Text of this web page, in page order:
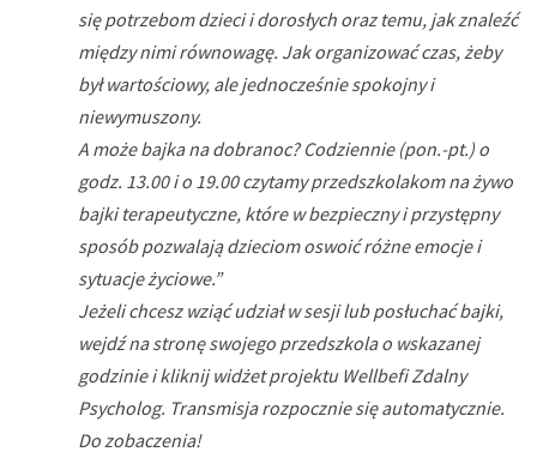
się potrzebom dzieci i dorosłych oraz temu, jak znaleźć
między nimi równowagę. Jak organizować czas, żeby
był wartościowy, ale jednocześnie spokojny i
niewymuszony.
A może bajka na dobranoc? Codziennie (pon.-pt.) o
godz. 13.00 i o 19.00 czytamy przedszkolakom na żywo
bajki terapeutyczne, które w bezpieczny i przystępny
sposób pozwalają dzieciom oswoić różne emocje i
sytuacje życiowe.”
Jeżeli chcesz wziąć udział w sesji lub posłuchać bajki,
wejdź na stronę swojego przedszkola o wskazanej
godzinie i kliknij widżet projektu Wellbefi Zdalny
Psycholog. Transmisja rozpocznie się automatycznie.
Do zobaczenia!